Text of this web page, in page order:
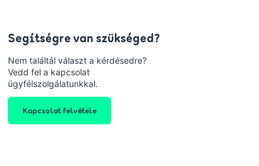
Segítségre van szükséged?
Nem találtál választ a kérdésedre?
Vedd fel a kapcsolat
ügyfélszolgálatunkkal.
Kapcsolat felvétele